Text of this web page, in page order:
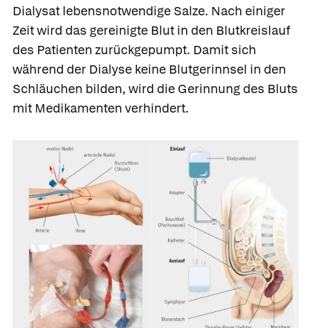
Dialysat lebensnotwendige Salze. Nach einiger
Zeit wird das gereinigte Blut in den Blutkreislauf
des Patienten zurückgepumpt. Damit sich
während der Dialyse keine Blutgerinnsel in den
Schläuchen bilden, wird die Gerinnung des Bluts
mit Medikamenten verhindert.